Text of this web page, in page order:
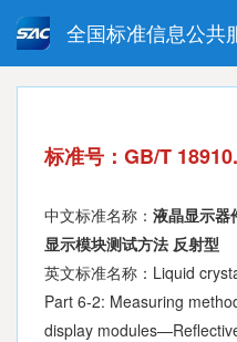
全国标准信息公共
强制性国家标准
指导性技术文件
标准号：GB/T
中文标准名称： 液晶显示器
显示模块测试方法 反射型
英文标准名称：Liquid
Part 6-2: Measuring
display